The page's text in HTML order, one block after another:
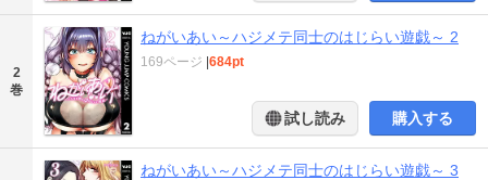
2
巻
ねがいあい～ハジメテ同士のはじらい遊戯～ 2
169ページ |684pt
試し読み 購入する
ねがいあい～ハジメテ同士のはじらい遊戯～ 3